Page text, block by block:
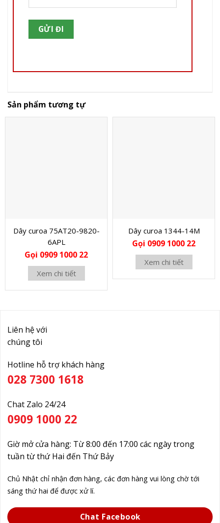
Sản phẩm tương tự
Dây curoa 75AT20-9820-
6APL
Gọi 0909 1000 22
Xem chi tiết
Dây curoa 1344-14M
Gọi 0909 1000 22
Xem chi tiết
Liên hệ với
chúng tôi
Hotline hỗ trợ khách hàng
028 7300 1618
Chat Zalo 24/24
0909 1000 22
Giờ mở cửa hàng: Từ 8:00 đến 17:00 các ngày trong
tuần từ thứ Hai đến Thứ Bảy
Chủ Nhật chỉ nhận đơn hàng, các đơn hàng vui lòng chờ tới
sáng thứ hai để được xử lí.
Chat Facebook